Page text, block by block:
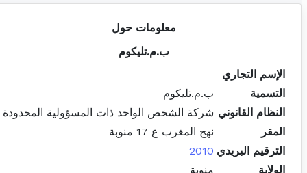
معلومات حول
ب.م.تليكوم
الإسم التجاري
التسمية
ب.م.تليكوم
النظام القانوني شركة الشخص الواحد ذات المسؤولية المحدودة
المقر
نهج المغرب ع 17 منوبة
الترقيم البريدي 2010
الولاية
منوبة